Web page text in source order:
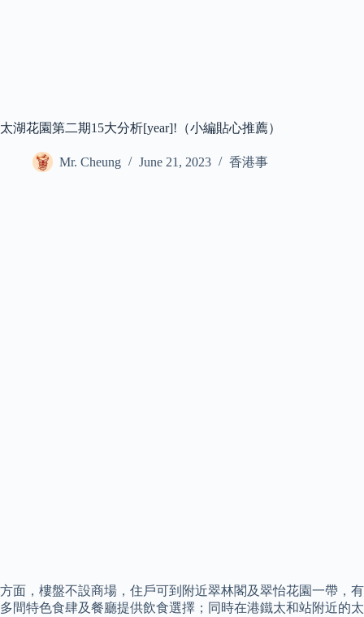
太湖花園第二期15大分析[year]!（小編貼心推薦）
Mr. Cheung June 21, 2023 香港事
方面，樓盤不設商場，住戶可到附近翠林閣及翠怡花園一帶，有
多間特色食肆及餐廳提供飲食選擇；同時在港鐵太和站附近的太